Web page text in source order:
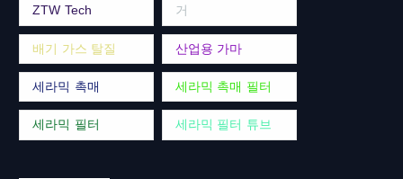
ZTW Tech
거
배기 가스 탈질 산업용 가마
세라믹 촉매 세라믹 촉매 필터
세라믹 필터 세라믹 필터 튜브